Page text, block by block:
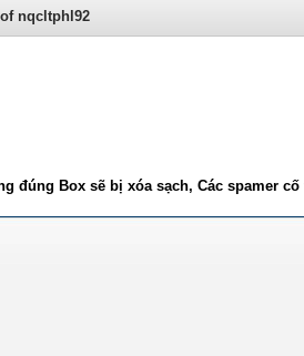
nqcltphl92
đúng Box sẽ bị xóa sạch, Các spamer